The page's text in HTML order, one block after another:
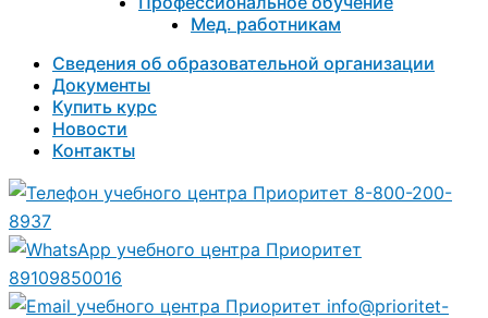
Мед. работникам
Сведения об образовательной организации
Документы
Купить курс
Новости
Контакты
8-800-200-
8937
89109850016
info@prioritet-